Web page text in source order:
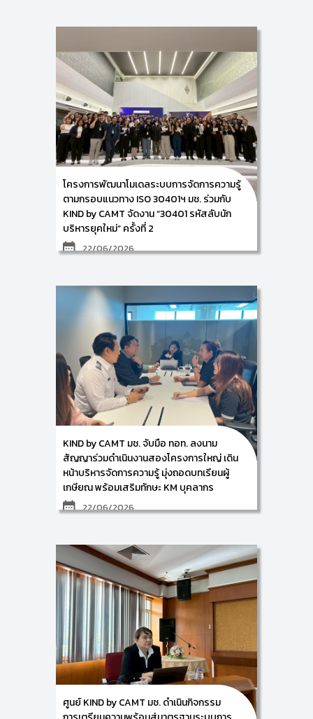
สื่อ และเทคโนโลยี มหาวิทยาลัยเชียงใหม่ นำโดย ผู้ช่วย
คณบดี ด้านการพัฒนาองค์ความรู้และนวัตกรรม/ หัวหน้า
ศูนย์การพัฒนาองค์ความรู้และนวัตกรรม (Knowledge
and Innovation Development: KIND) พร้อมด้วยคณะ
ทำงาน ดำเนินกิจกรรมการเตรียมความพร้อมสู่มาตรฐาน
ระบบการจัดการองค์ความรู้ ISO 30401 :2018 ภายใต้
โครงการพัฒนากระบวนการจัดการองค์ความรู้ของสำนัก
หอสมุดสู่มาตรฐานสากล ให้แก่ ผู้บริหารและบุคลากร
ตัวแทนจากส่วนงานที่ร่วมขับเคลื่อนการจัดการความรู้ของ
สำนักหอสมุด มหาวิทยาลัยเชียงใหม่ ณ ห้องประชุม 1 ชั้น 5
สำนักหอสมุด มหาวิทยาลัยเชียงใหม่ ในวันพุธที่ 24
มิถุนายน 2569 ซึ่งการจัดกิจกรรมครั้งนี้ เป็นการฝึกอบรม
เชิงปฏิบัติการหัวข้อ เรื่อง การเตรียมความพร้อมก่อนการ
ตรวจประเมินเพื่อขอคำรับรอง (ข้อกำหนด ข้อ 9 และข้อ
10) โดยมีการบรรยาย เรื่อง การตรวจสอบภายใน พร้อม
ทั้งดำเนินการจัดทำระเบียบวิธีปฏิบัติ เรื่อง การตรวจ
ประเมินภายใน และการตรวจสอบแก้ไขและป้องกัน โดยมีผู้
ร่วมกิจกรรมจำนวน 20 ท่าน
โครงการพัฒนาโมเดลระบบการจัดการความรู้
ตามกรอบแนวทาง ISO 30401ฯ มช. ร่วมกับ
KIND by CAMT จัดงาน “30401 รหัสลับนัก
บริหารยุคใหม่” ครั้งที่ 2
22/06/2026
สร้างศักยภาพด้านการจัดการโครงการและการจัดการ
ความรู้สำหรับองค์กรภาครัฐและรัฐวิสาหกิจในประเทศไทย”
มหาวิทยาลัยเชียงใหม่ ร่วมกับ KIND by CAMT จัดงาน
“30401 รหัสลับนักบริหารยุคใหม่” ครั้งที่ 2 ชูโมเดลจัดการ
ความรู้มาตรฐานสากล ยกระดับองค์กรภาครัฐและ
รัฐวิสาหกิจไทย ณ โถงกลาง ชั้น 39 อาคารซันทาวเวอร์ส
อาคาร B กรุงเทพมหานคร
นำโดย ผู้ช่วยศาสตราจารย์ ดร.อัจฉรา คำอักษร ผู้ปฏิบัติ
หน้าที่ช่วยคณบดี ด้านการพัฒนาองค์ความรู้และ
นวัตกรรม/หัวหน้าโครงการวิจัย วัตถุประสงค์ในการจัด
งานในครั้งนี้ เพื่อเป็นการสร้างการรับรู้ สร้างความเข้าใจ
และเป็นการเผยแพร่ข้อมูลข่าวสารเกี่ยวกับงานวิจัย ให้แก่
บุคคลภายนอก ซึ่งภายในงาน ได้รับเกียรติจาก คุณ
(Thailand) ร่วมเป็นวิทยากรเจาะลึกเนื้อหาในหัวข้อ
“ทำความรู้จัก ISO 30401 และข้อกำหนด ISO 30401:
2018 #Amd2 2024” เพื่อให้แนวทางแก่ผู้บริหารและ
บุคลากรในการนำมาตรฐานไปปรับใช้จริงอย่างมี
ประสิทธิภาพ และในช่วงเสวนายังได้รับเกียรติจากแขกรับ
เชิญพิเศษมาร่วมถ่ายทอดประสบการณ์ตรงจากองค์กรที่
ผ่านการรับรองมาตรฐาน ISO 30401: 2018 ได้แก่ คุณ
อบเพ็ชร์ ผู้ช่วยผู้อำนวยการสำนักพัฒนาทรัพยากรมนุษย์
ธนาคารเพื่อการเกษตรและสหกรณ์การเกษตร (ธ.ก.ส.)
ความสำเร็จจากการจัดงานในครั้งนี้ ถือเป็นก้าวสำคัญของ
การผลักดันมาตรฐานสากล ISO 30401 เพื่อยกระดับ
องค์กรภาครัฐและรัฐวิสาหกิจไทย ให้พร้อมขับเคลื่อนด้วย
ความรู้และนวัตกรรม มุ่งสู่การเติบโตอย่างยั่งยืนต่อไป
KIND by CAMT มช. จับมือ ทอท. ลงนาม
สัญญาร่วมดำเนินงานสองโครงการใหญ่ เดิน
หน้าบริหารจัดการความรู้ มุ่งถอดบทเรียนผู้
เกษียณ พร้อมเสริมทักษะ KM บุคลากร
22/06/2026
ศูนย์การพัฒนาองค์ความรู้และนวัตกรรม KIND by CAMT
วิทยาลัยศิลปะสื่อและเทคโนโลยี มหาวิทยาลัยเชียงใหม่ นำ
โดย ผู้ช่วยศาสตราจารย์ ดร.อัจฉรา คำอักษร ผู้ปฏิบัติ
หน้าที่ช่วยคณบดีด้านการพัฒนาองค์ความรู้และนวัตกรรม
พร้อมด้วย ผู้ช่วยศาสตราจารย์ ดร.จิรพิพัฒน์ ธัญพงษ์
ภัทร และ อาจารย์ ดร.เทพฤทธิ์ สินธำรงรักษ์ ได้ร่วมพิธีลง
นามสัญญาจ้างกับ บริษัท ท่าอากาศยานไทย จำกัด
(มหาชน) พร้อมทั้งนำเสนอแผนการดำเนินงาน โครงการ
ถอดบทเรียนและจัดทำสื่อการถ่ายโอนและการจัดเก็บความ
รู้ของผู้เกษียณอายุ ประจำปีงบประมาณ 2569 และ
แผนการดำเนินงานโครงการฝึกอบรมหลักสูตร “การ
จัดการความรู้เบื้องต้น (Introduction to Knowledge
Management)” ซึ่งการดำเนินงานทั้งสองโครงการร่วม
กันในครั้งนี้ ถือเป็นกลไกสำคัญในการบริหารจัดการความรู้
ขององค์กรอย่างครบวงจร ทั้งในมิติการรักษาคลังความรู้
เดิมและการพัฒนาทักษะใหม่ให้กับบุคลากร เพื่อขับเคลื่อน
ศูนย์ KIND by CAMT มช. ดำเนินกิจกรรม